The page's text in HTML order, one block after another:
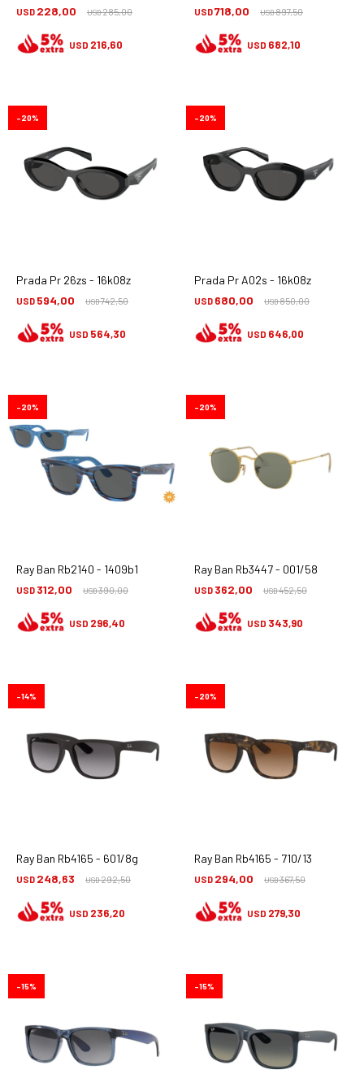
USD 228,00 USD285,00
USD 216,60
USD718,00 USD897,50
USD 682,10
Prada Pr 26zs - 16k08z
USD 594,00 USD742,50
20
USD 564,30
Prada Pr A02s - 16k08z
USD 680,00 USD850,00
20
USD 646,00
Ray Ban Rb2140 - 1409b1
USD 312,00 USD390,00
20
USD 296,40
Ray Ban Rb3447 - 001/58
USD 362,00 USD452,50
20
USD 343,90
Ray Ban Rb4165 - 601/8g
USD 248,63 USD292,50
14
USD 236,20
Ray Ban Rb4165 - 710/13
USD 294,00 USD367,50
20
USD 279,30
15 15